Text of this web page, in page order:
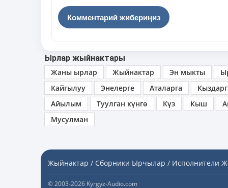
Ырлар жыйнактары
Жаны ырлар
Жыйнактар Эн мыкты
Кайгылуу
Энелерге Аталарга
Айылым
Туулган күнгө Күз Кыш
Мусулман
Жыйнактар / Сборники Ырчылар / Исполнители
© 2003-2026 Kyrgyz-Audio.com